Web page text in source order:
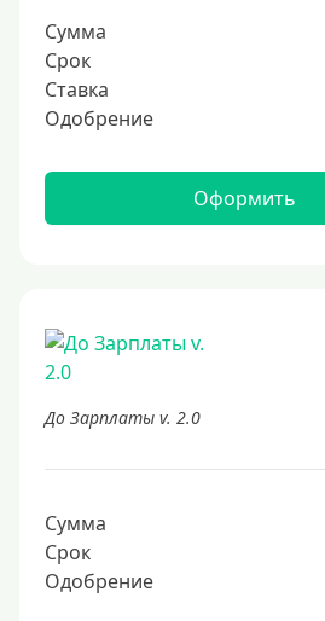
Сумма
Срок
Ставка
Одобрение
Оформить
До Зарплаты v. 2.0
Сумма
Срок
Одобрение